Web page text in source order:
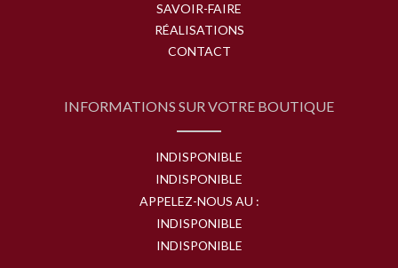
SAVOIR-FAIRE
RÉALISATIONS
CONTACT
INFORMATIONS SUR VOTRE BOUTIQUE
INDISPONIBLE
INDISPONIBLE
APPELEZ-NOUS AU :
INDISPONIBLE
INDISPONIBLE